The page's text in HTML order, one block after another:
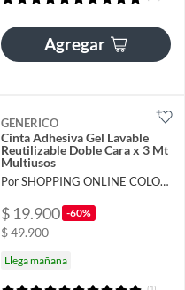
Agregar
GENERICO
Cinta Adhesiva Gel Lavable
Reutilizable Doble Cara x 3 Mt
Multiusos
Por SHOPPING ONLINE COLOMBIA SAS
$ 19.900 -60%
$ 49.900
Llega mañana